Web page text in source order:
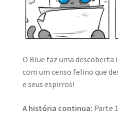
O Blue faz uma descoberta
com um censo felino que
e seus espirros!
A história continua: Parte